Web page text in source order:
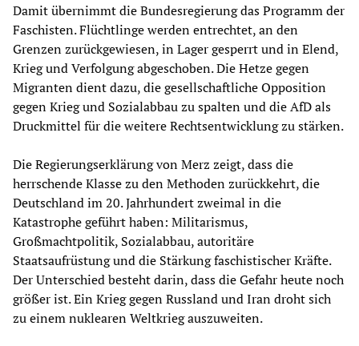
Damit übernimmt die Bundesregierung das Programm der
Faschisten. Flüchtlinge werden entrechtet, an den
Grenzen zurückgewiesen, in Lager gesperrt und in Elend,
Krieg und Verfolgung abgeschoben. Die Hetze gegen
Migranten dient dazu, die gesellschaftliche Opposition
gegen Krieg und Sozialabbau zu spalten und die AfD als
Druckmittel für die weitere Rechtsentwicklung zu stärken.
Die Regierungserklärung von Merz zeigt, dass die
herrschende Klasse zu den Methoden zurückkehrt, die
Deutschland im 20. Jahrhundert zweimal in die
Katastrophe geführt haben: Militarismus,
Großmachtpolitik, Sozialabbau, autoritäre
Staatsaufrüstung und die Stärkung faschistischer Kräfte.
Der Unterschied besteht darin, dass die Gefahr heute noch
größer ist. Ein Krieg gegen Russland und Iran droht sich
zu einem nuklearen Weltkrieg auszuweiten.